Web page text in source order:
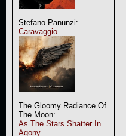
Stefano Panunzi:
Caravaggio
The Gloomy Radiance Of
The Moon:
As The Stars Shatter In
Agony